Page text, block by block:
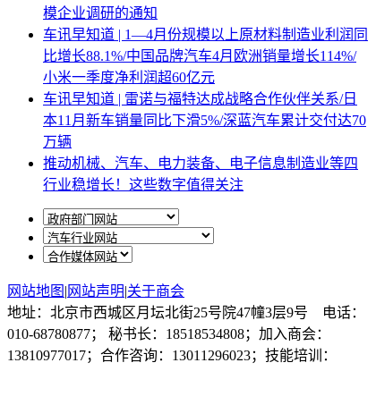
模企业调研的通知
车讯早知道 | 1—4月份规模以上原材料制造业利润同
比增长88.1%/中国品牌汽车4月欧洲销量增长114%/
小米一季度净利润超60亿元
车讯早知道 | 雷诺与福特达成战略合作伙伴关系/日
本11月新车销量同比下滑5%/深蓝汽车累计交付达70
万辆
推动机械、汽车、电力装备、电子信息制造业等四
行业稳增长！这些数字值得关注
网站地图 | 网站声明|关于商会
地址：北京市西城区月坛北街25号院47幢3层9号 电话：
010-68780877； 秘书长：18518534808；加入商会：
13810977017；合作咨询：13011296023；技能培训：